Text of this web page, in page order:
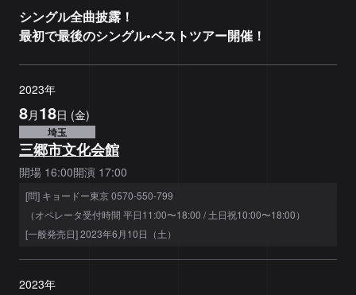
シングル全曲披露！
最初で最後のシングル•ベストツアー開催！
2023年
8月 18日 (金)
埼玉
三郷市文化会館
開場 16:00開演 17:00
[問] キョードー東京 0570-550-799
（オペレータ受付時間 平日11:00〜18:00 / 土日祝10:00〜18:00）
[一般発売日] 2023年6月10日（土）
2023年